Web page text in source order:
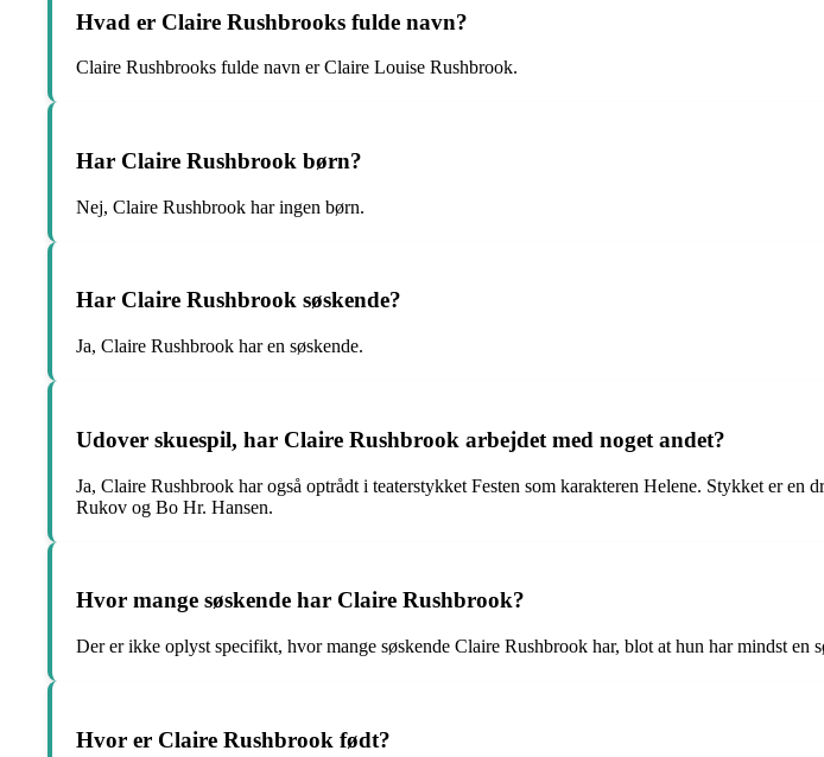
Hvad er Claire Rushbrooks fulde navn?
Claire Rushbrooks fulde navn er Claire Louise Rushbrook.
Har Claire Rushbrook børn?
Nej, Claire Rushbrook har ingen børn.
Har Claire Rushbrook søskende?
Ja, Claire Rushbrook har en søskende.
Udover skuespil, har Claire Rushbrook arbejdet med noget andet?
Ja, Claire Rushbrook har også optrådt i teaterstykket Festen som karakteren Helene. Stykket er
Rukov og Bo Hr. Hansen.
Hvor mange søskende har Claire Rushbrook?
Der er ikke oplyst specifikt, hvor mange søskende Claire Rushbrook har, blot at hun har mindst en
Hvor er Claire Rushbrook født?